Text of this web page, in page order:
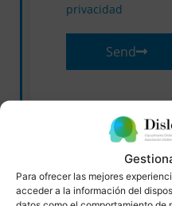
Para ofrecer las mejores
acceder a la información del
privacidad
Send